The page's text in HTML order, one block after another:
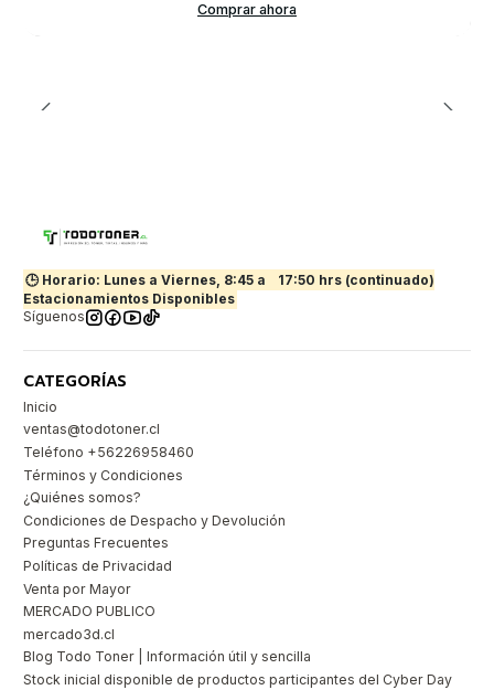
Comprar ahora
🕒 Horario: Lunes a Viernes, 8:45 a
17:50 hrs (continuado)
Estacionamientos Disponibles
Síguenos
CATEGORÍAS
Inicio
ventas@todotoner.cl
Teléfono +56226958460
Términos y Condiciones
¿Quiénes somos?
Condiciones de Despacho y Devolución
Preguntas Frecuentes
Políticas de Privacidad
Venta por Mayor
MERCADO PUBLICO
mercado3d.cl
Blog Todo Toner | Información útil y sencilla
Stock inicial disponible de productos participantes del Cyber Day